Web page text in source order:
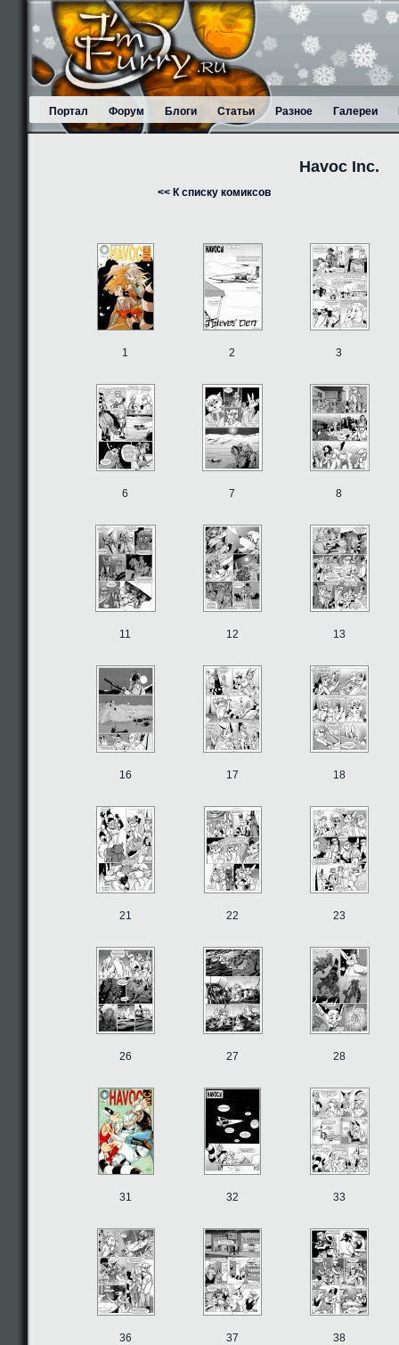
Портал Форум Блоги Статьи Разное Галереи
Havoc Inc.
<< К списку комиксов
1 2 3
6 7 8
11 12 13
16 17 18
21 22 23
26 27 28
31 32 33
36 37 38